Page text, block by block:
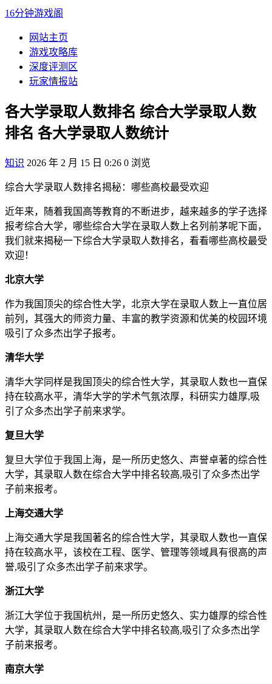
16分钟游戏阁
网站主页
游戏攻略库
深度评测区
玩家情报站
各大学录取人数排名 综合大学录取人数
排名 各大学录取人数统计
知识 2026 年 2 月 15 日 0:26 0 浏览
综合大学录取人数排名揭秘：哪些高校最受欢迎
近年来，随着我国高等教育的不断进步，越来越多的学子选择
报考综合大学，哪些综合大学在录取人数上名列前茅呢下面，
我们就来揭秘一下综合大学录取人数排名，看看哪些高校最受
欢迎！
北京大学
作为我国顶尖的综合性大学，北京大学在录取人数上一直位居
前列，其强大的师资力量、丰富的教学资源和优美的校园环境
吸引了众多杰出学子报考。
清华大学
清华大学同样是我国顶尖的综合性大学，其录取人数也一直保
持在较高水平，清华大学的学术气氛浓厚，科研实力雄厚,吸
引了众多杰出学子前来求学。
复旦大学
复旦大学位于我国上海，是一所历史悠久、声誉卓著的综合性
大学，其录取人数在综合大学中排名较高,吸引了众多杰出学
子前来报考。
上海交通大学
上海交通大学是我国著名的综合性大学，其录取人数也一直保
持在较高水平，该校在工程、医学、管理等领域具有很高的声
誉,吸引了众多杰出学子前来求学。
浙江大学
浙江大学位于我国杭州，是一所历史悠久、实力雄厚的综合性
大学，其录取人数在综合大学中排名较高,吸引了众多杰出学
子前来报考。
南京大学